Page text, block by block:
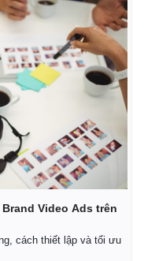
vàng
dùng
phê
Video Ads trên
cách thiết lập và tối ưu